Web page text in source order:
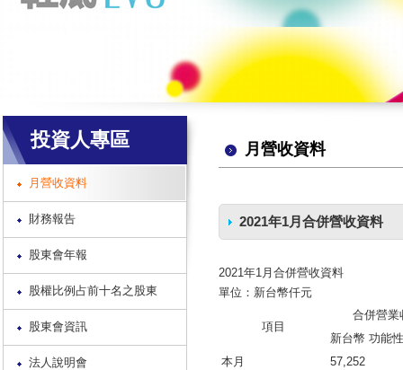
投資人專區
月營收資料
財務報告
股東會年報
股權比例占前十名之股東
股東會資訊
法人說明會
月營收資料
2021年1月合併營收資料
2021年1月合併營收資料
單位：新台幣仟元
項目
合併營業
新台幣 功能
本月
57,252